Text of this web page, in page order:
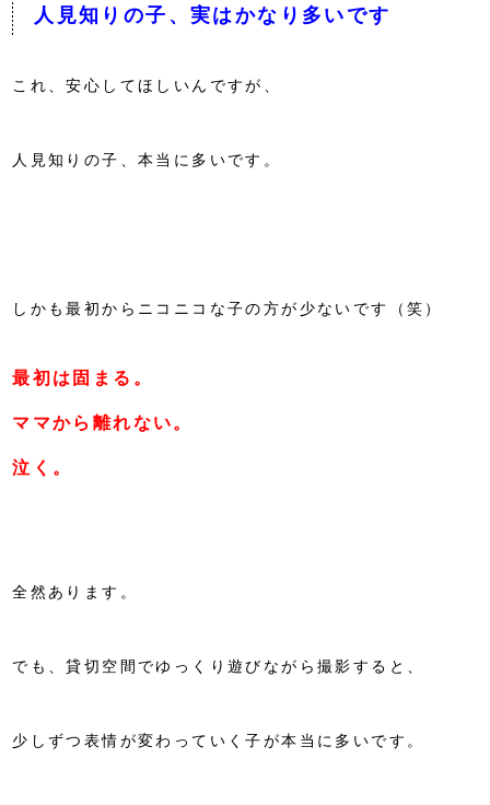
人見知りの子、実はかなり多いです
これ、安心してほしいんですが、
人見知りの子、本当に多いです。
しかも最初からニコニコな子の方が少ないです（笑）
最初は固まる。
ママから離れない。
泣く。
全然あります。
でも、貸切空間でゆっくり遊びながら撮影すると、
少しずつ表情が変わっていく子が本当に多いです。